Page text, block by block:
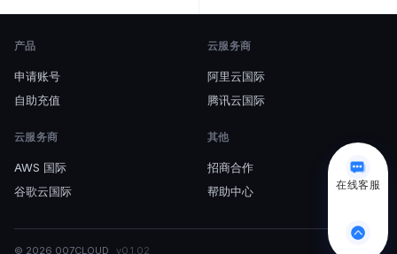
产品
申请账号
自助充值
云服务商
阿里云国际
腾讯云国际
云服务商
AWS 国际
谷歌云国际
其他
招商合作
帮助中心
© 2026 007CLOUD v0.1.02
在线客服